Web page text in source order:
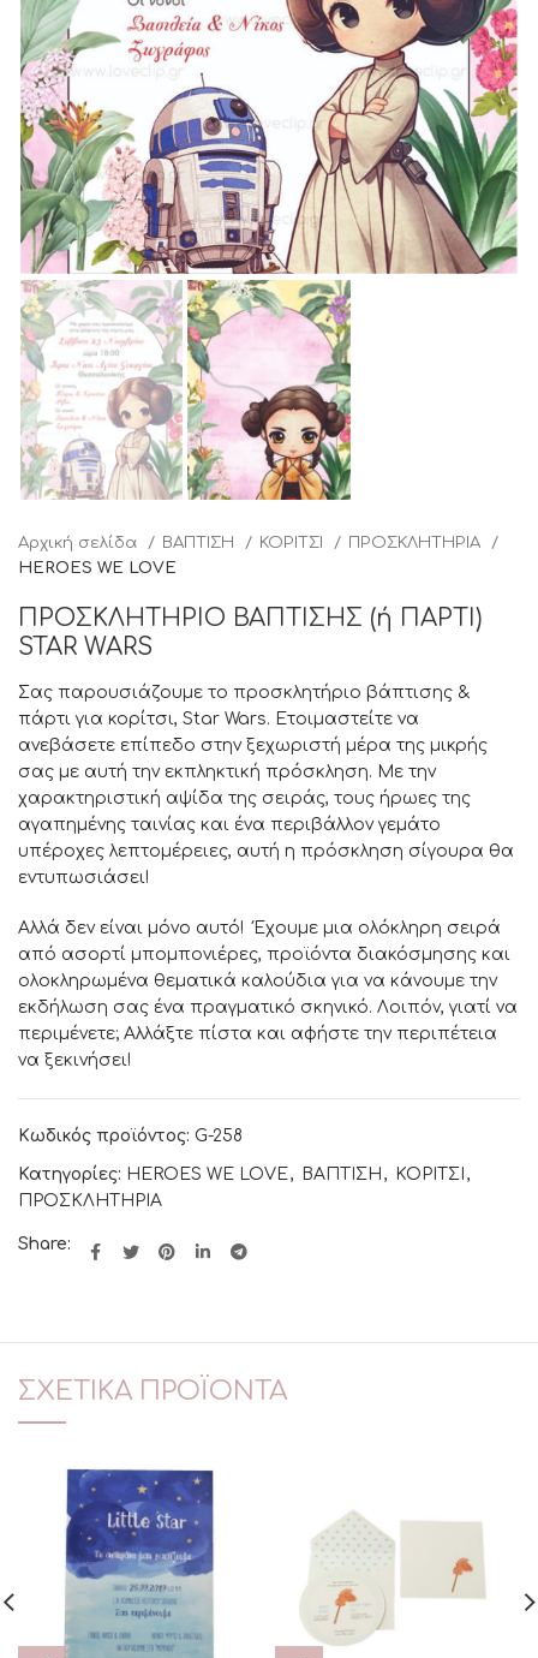
Αρχική σελίδα ΒΑΠΤΙΣΗ ΚΟΡΙΤΣΙ
ΠΡΟΣΚΛΗΤΗΡΙΑ
HEROES WE LOVE
ΠΡΟΣΚΛΗΤΗΡΙΟ ΒΑΠΤΙΣΗΣ (ή ΠΑΡΤΙ)
STAR WARS
Σας παρουσιάζουμε το προσκλητήριο βάπτισης &
πάρτι για κορίτσι, Star Wars. Ετοιμαστείτε να
ανεβάσετε επίπεδο στην ξεχωριστή μέρα της μικρής
σας με αυτή την εκπληκτική πρόσκληση. Με την
χαρακτηριστική αψίδα της σειράς, τους ήρωες της
αγαπημένης ταινίας και ένα περιβάλλον γεμάτο
υπέροχες λεπτομέρειες, αυτή η πρόσκληση σίγουρα θα
εντυπωσιάσει!
Αλλά δεν είναι μόνο αυτό! Έχουμε μια ολόκληρη σειρά
από ασορτί μπομπονιέρες, προϊόντα διακόσμησης και
ολοκληρωμένα θεματικά καλούδια για να κάνουμε την
εκδήλωση σας ένα πραγματικό σκηνικό. Λοιπόν, γιατί να
περιμένετε; Αλλάξτε πίστα και αφήστε την περιπέτεια
να ξεκινήσει!
Κωδικός προϊόντος: G-258
Κατηγορίες: HEROES WE LOVE , ΒΑΠΤΙΣΗ , ΚΟΡΙΤΣΙ
,
ΠΡΟΣΚΛΗΤΗΡΙΑ
Share:
ΣΧΕΤΙΚΆ ΠΡΟΪΌΝΤΑ